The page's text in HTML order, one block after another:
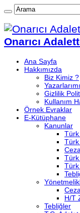
Onarıcı
Ana Sayfa
Hakkımızda
Biz Kimiz ?
Gizlilik
Kullanım
Örnek Evraklar
E-Kütüphane
Kanunlar
H/T
Tebliğler